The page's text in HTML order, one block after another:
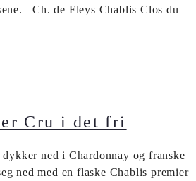
Ch. de Fleys Chablis Clos du
Cru i det fri
ned i Chardonnay og franske
ned med en flaske Chablis premier